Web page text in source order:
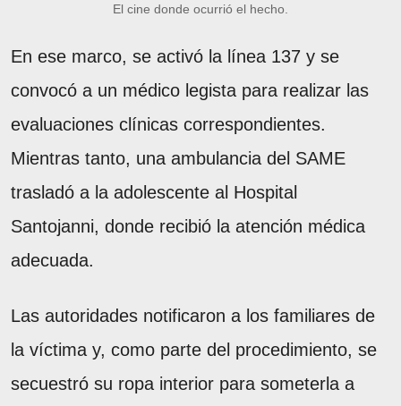
El cine donde ocurrió el hecho.
En ese marco, se activó la línea 137 y se
convocó a un médico legista para realizar las
evaluaciones clínicas correspondientes.
Mientras tanto, una ambulancia del SAME
trasladó a la adolescente al Hospital
Santojanni, donde recibió la atención médica
adecuada.
Las autoridades notificaron a los familiares de
la víctima y, como parte del procedimiento, se
secuestró su ropa interior para someterla a